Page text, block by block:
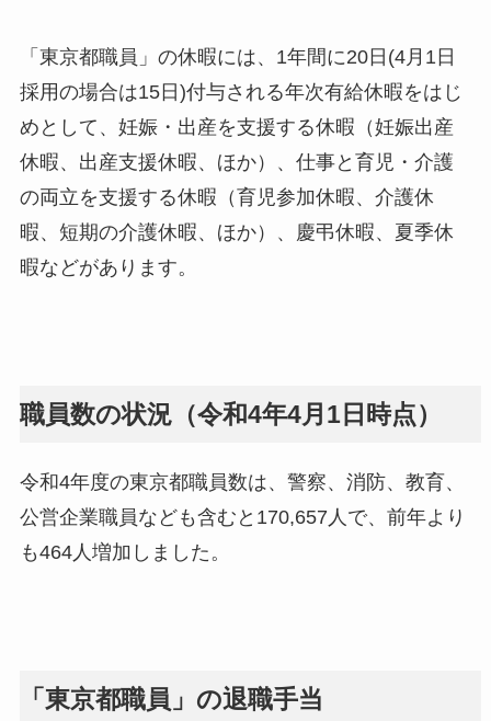
「東京都職員」の休暇には、1年間に20日(4月1日
採用の場合は15日)付与される年次有給休暇をはじ
めとして、妊娠・出産を支援する休暇（妊娠出産
休暇、出産支援休暇、ほか）、仕事と育児・介護
の両立を支援する休暇（育児参加休暇、介護休
暇、短期の介護休暇、ほか）、慶弔休暇、夏季休
暇などがあります。
職員数の状況（令和4年4月1日時点）
令和4年度の東京都職員数は、警察、消防、教育、
公営企業職員なども含むと170,657人で、前年より
も464人増加しました。
「東京都職員」の退職手当